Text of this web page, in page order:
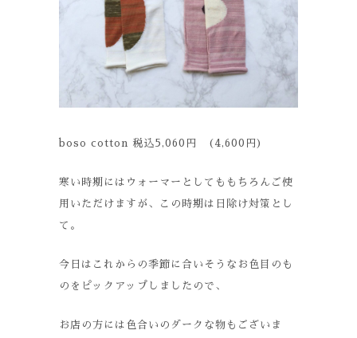
boso cotton 税込5,060円 (4,600円)
寒い時期にはウォーマーとしてももちろんご使
用いただけますが、この時期は日除け対策とし
て。
今日はこれからの季節に合いそうなお色目のも
のをピックアップしましたので、
お店の方には色合いのダークな物もございま